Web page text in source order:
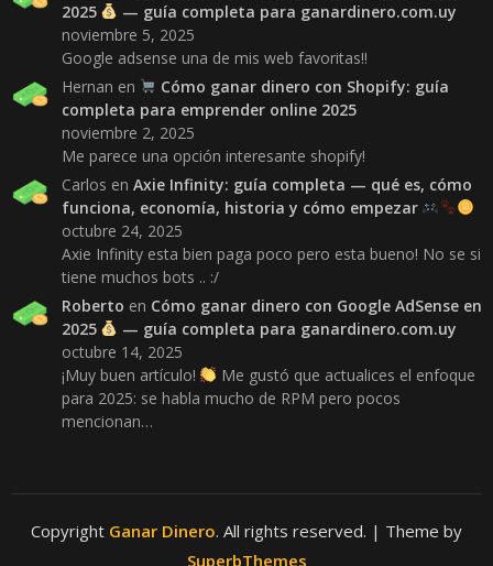
2025
— guía completa para ganardinero.com.uy
noviembre 5, 2025
Google adsense una de mis web favoritas!!
Hernan en
Cómo ganar dinero con Shopify: guía
completa para emprender online 2025
noviembre 2, 2025
Me parece una opción interesante shopify!
Carlos en Axie Infinity: guía completa — qué es, cómo
funciona, economía, historia y cómo empezar
octubre 24, 2025
Axie Infinity esta bien paga poco pero esta bueno! No se si
tiene muchos bots .. :/
Roberto en Cómo ganar dinero con Google AdSense en
2025
— guía completa para ganardinero.com.uy
octubre 14, 2025
¡Muy buen artículo!
Me gustó que actualices el enfoque
para 2025: se habla mucho de RPM pero pocos
mencionan…
Copyright Ganar Dinero. All rights reserved. | Theme by
SuperbThemes